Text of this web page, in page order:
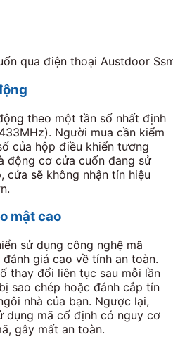
qua điện thoại Austdoor
theo một tần số nhất định
Người mua cần kiểm
của hộp điều khiển tương
động cơ cửa cuốn đang sử
cửa sẽ không nhận tín hiệu
mật cao
sử dụng công nghệ mã
giá cao về tính an toàn.
thay đổi liên tục sau mỗi lần
sao chép hoặc đánh cắp tín
nhà của bạn. Ngược lại,
dụng mã cố định có nguy cơ
gây mất an toàn.